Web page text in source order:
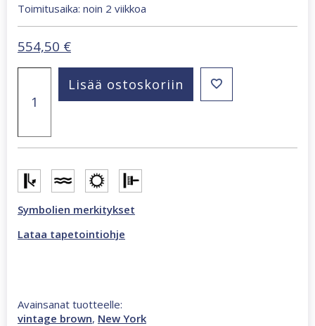
Toimitusaika: noin 2 viikkoa
554,50 €
418,5
ruskea
CL08C
Lisää ostoskoriin
Symbolien merkitykset
Lataa tapetointiohje
Avainsanat tuotteelle:
vintage brown, New York